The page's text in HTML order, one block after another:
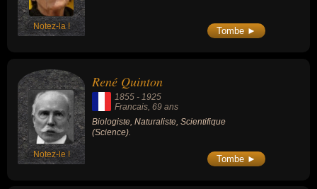
Notez-la ! Tombe ►
Notez-le !
René Quinton
1855 - 1925
Francais, 69 ans
Biologiste, Naturaliste, Scientifique
(Science).
Tombe ►